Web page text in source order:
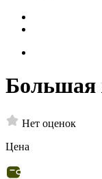
Большая
Нет оценок
Цена